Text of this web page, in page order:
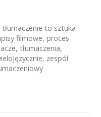
tłumaczenie to sztuka
filmowe,proces
, tłumaczenia,
, zespół